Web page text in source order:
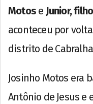
Motos e Junior,
aconteceu por
distrito de
Josinho Motos era
Antônio de Jesus e